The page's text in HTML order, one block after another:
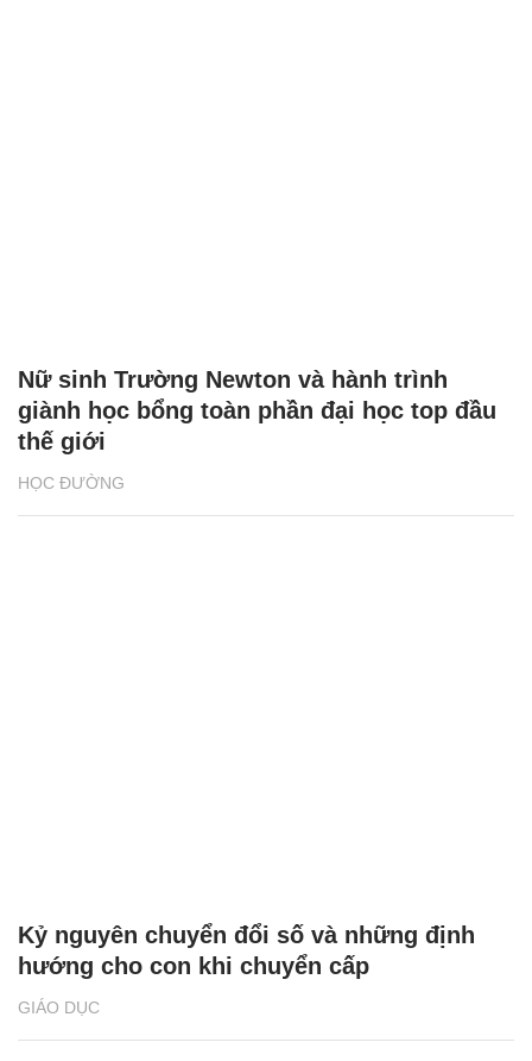
HỌC ĐƯỜNG
Nữ sinh Trường Newton và hành trình
giành học bổng toàn phần đại học top đầu
thế giới
GIÁO DỤC
Kỷ nguyên chuyển đổi số và những định
hướng cho con khi chuyển cấp